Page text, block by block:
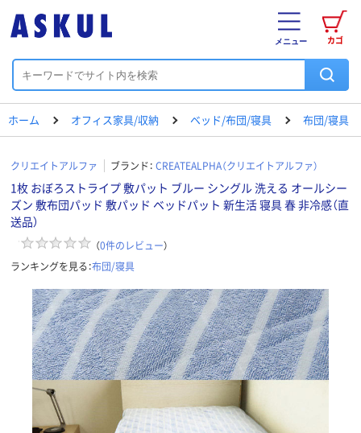
カゴ
メニュー
ホーム オフィス家具/収納 ベッド/布団/寝具 布団/寝具
クリエイトアルファ ブランド： CREATEALPHA（クリエイトアルファ）
1枚 おぼろストライプ 敷パット ブルー シングル 洗える オールシー
ズン 敷布団パッド 敷パッド ベッドパット 新生活 寝具 春 非冷感（直
送品）
（0件のレビュー）
ランキングを見る：布団/寝具